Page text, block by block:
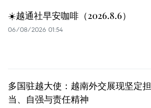
☀️越通社早安咖啡（2026.8.6）
06/08/2026 01:54
多国驻越大使：越南外交展现坚定担
当、自强与责任精神